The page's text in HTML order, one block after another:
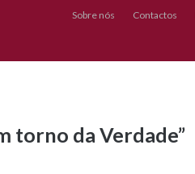
Sobre nós Contactos
torno da Verdade”